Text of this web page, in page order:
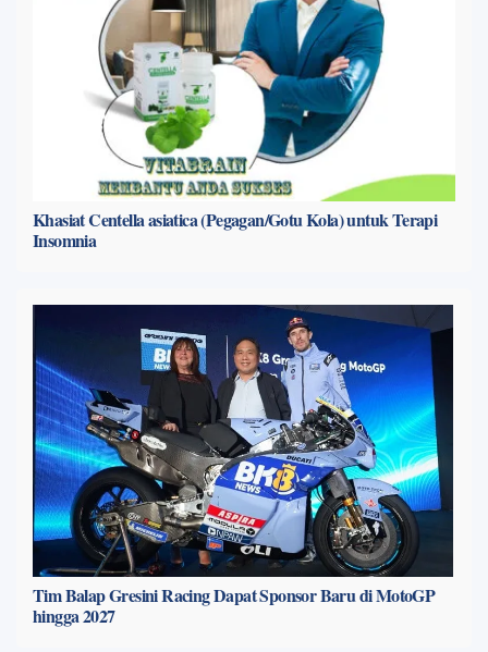
Khasiat Centella asiatica (Pegagan/Gotu Kola) untuk Terapi
Insomnia
Tim Balap Gresini Racing Dapat Sponsor Baru di MotoGP
hingga 2027